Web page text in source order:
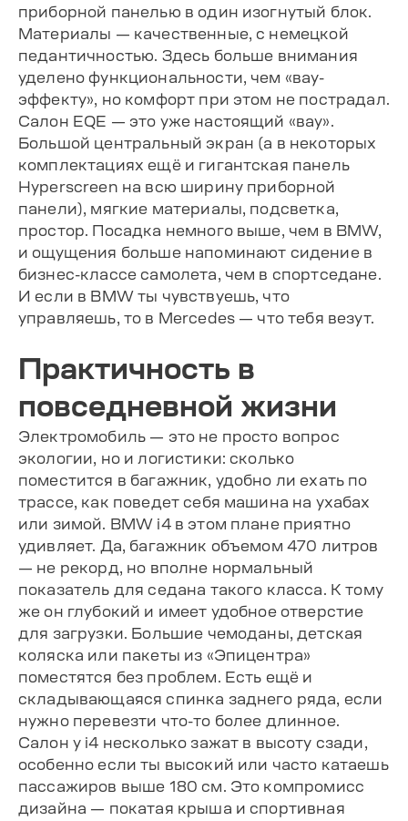
приборной панелью в один изогнутый блок.
Материалы — качественные, с немецкой
педантичностью. Здесь больше внимания
уделено функциональности, чем «вау-
эффекту», но комфорт при этом не пострадал.
Салон EQE — это уже настоящий «вау».
Большой центральный экран (а в некоторых
комплектациях ещё и гигантская панель
Hyperscreen на всю ширину приборной
панели), мягкие материалы, подсветка,
простор. Посадка немного выше, чем в BMW,
и ощущения больше напоминают сидение в
бизнес-классе самолета, чем в спортседане.
И если в BMW ты чувствуешь, что
управляешь, то в Mercedes — что тебя везут.
Практичность в
повседневной жизни
Электромобиль — это не просто вопрос
экологии, но и логистики: сколько
поместится в багажник, удобно ли ехать по
трассе, как поведет себя машина на ухабах
или зимой. BMW i4 в этом плане приятно
удивляет. Да, багажник объемом 470 литров
— не рекорд, но вполне нормальный
показатель для седана такого класса. К тому
же он глубокий и имеет удобное отверстие
для загрузки. Большие чемоданы, детская
коляска или пакеты из «Эпицентра»
поместятся без проблем. Есть ещё и
складывающаяся спинка заднего ряда, если
нужно перевезти что-то более длинное.
Салон у i4 несколько зажат в высоту сзади,
особенно если ты высокий или часто катаешь
пассажиров выше 180 см. Это компромисс
дизайна — покатая крыша и спортивная